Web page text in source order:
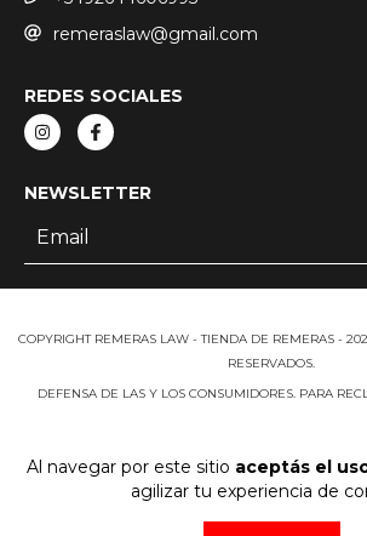
Al navegar por este sitio aceptás el
agilizar tu experiencia de
remeraslaw@gmail.com
REDES SOCIALES
NEWSLETTER
COPYRIGHT REMERAS LAW - TIENDA DE REMERAS -
RESERVADOS.
DEFENSA DE LAS Y LOS CONSUMIDORES. PARA